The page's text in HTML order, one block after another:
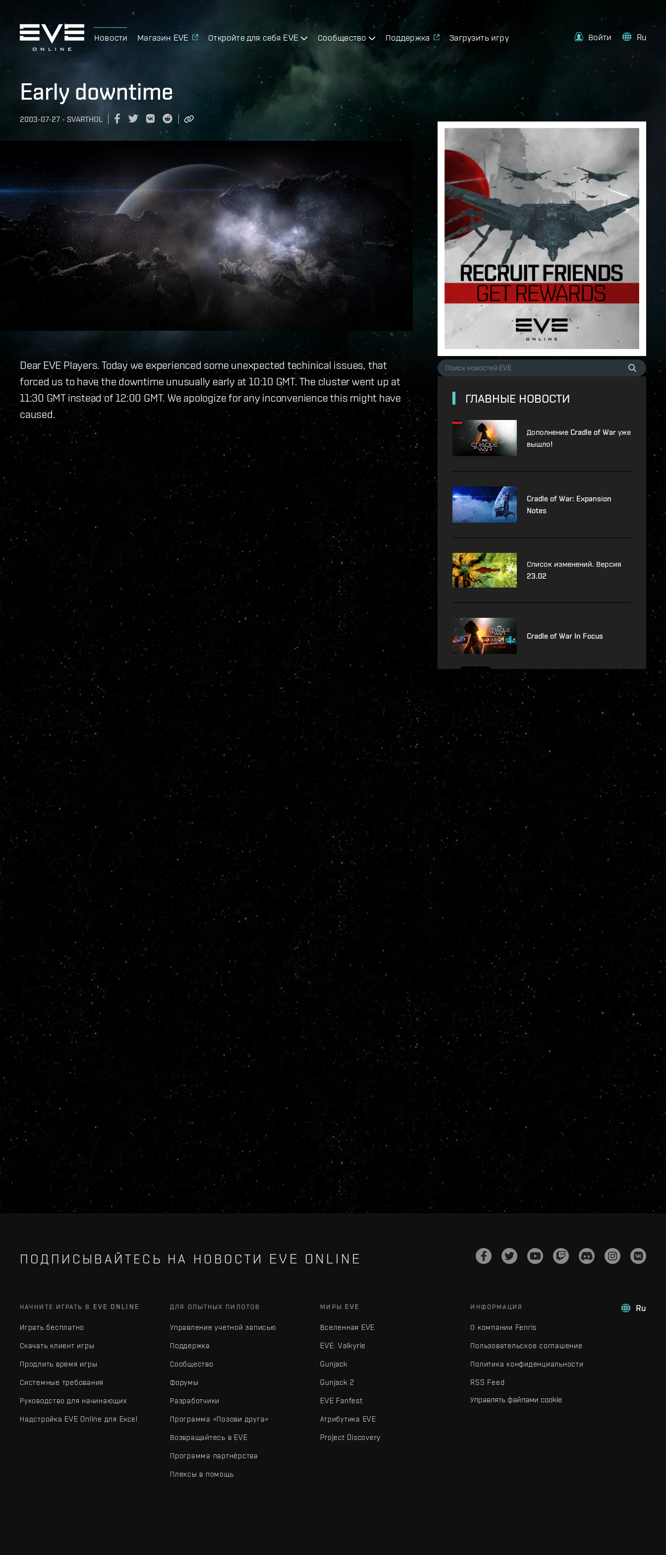
Новости Магазин EVE Откройте для себя EVE Сообщество Поддержка Загрузить игру Войти Ru
Early downtime
2003-07-27 - SVARTHOL
Dear EVE Players. Today we experienced some unexpected techinical issues, that
forced us to have the downtime unusually early at 10:10 GMT. The cluster went up at
11:30 GMT instead of 12:00 GMT. We apologize for any inconvenience this might have
caused.
ГЛАВНЫЕ НОВОСТИ
Дополнение Cradle of War уже
вышло!
Cradle of War: Expansion
Notes
Список изменений. Версия
23.02
Cradle of War In Focus
ПОДПИСЫВАЙТЕСЬ НА НОВОСТИ EVE ONLINE
Ru
НАЧНИТЕ ИГРАТЬ В EVE ONLINE
Играть бесплатно
Скачать клиент игры
Продлить время игры
Системные требования
Руководство для начинающих
Надстройка EVE Online для Excel
ДЛЯ ОПЫТНЫХ ПИЛОТОВ
Управление учетной записью
Поддержка
Сообщество
Форумы
Разработчики
Программа «Позови друга»
Возвращайтесь в EVE
Программа партнёрства
Плексы в помощь
МИРЫ EVE
Вселенная EVE
EVE: Valkyrie
Gunjack
Gunjack 2
EVE Fanfest
Атрибутика EVE
Project Discovery
ИНФОРМАЦИЯ
О компании Fenris
Пользовательское соглашение
Политика конфиденциальности
RSS Feed
Управлять файлами cookie